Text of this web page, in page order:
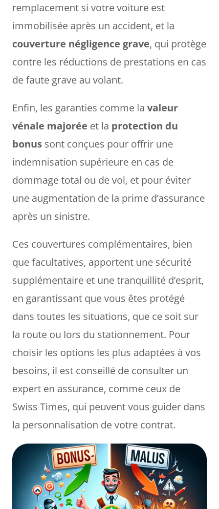
remplacement si votre voiture est
immobilisée après un accident, et la
couverture négligence grave, qui protège
contre les réductions de prestations en cas
de faute grave au volant.
Enfin, les garanties comme la valeur
vénale majorée et la protection du
bonus sont conçues pour offrir une
indemnisation supérieure en cas de
dommage total ou de vol, et pour éviter
une augmentation de la prime d’assurance
après un sinistre.
Ces couvertures complémentaires, bien
que facultatives, apportent une sécurité
supplémentaire et une tranquillité d’esprit,
en garantissant que vous êtes protégé
dans toutes les situations, que ce soit sur
la route ou lors du stationnement. Pour
choisir les options les plus adaptées à vos
besoins, il est conseillé de consulter un
expert en assurance, comme ceux de
Swiss Times, qui peuvent vous guider dans
la personnalisation de votre contrat.